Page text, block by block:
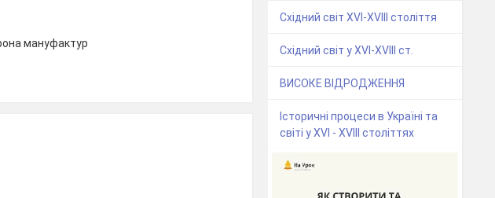
мануфактур
Східний світ XVI-XVIII століття
Східний світ у XVI-XVIII ст.
ВИСОКЕ ВІДРОДЖЕННЯ
Історичні процеси в Україні та
світі у XVI - ХVIII століттях